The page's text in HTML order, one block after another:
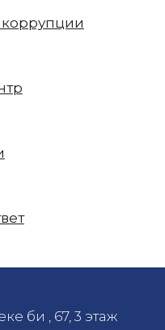
би , 67, 3 этаж